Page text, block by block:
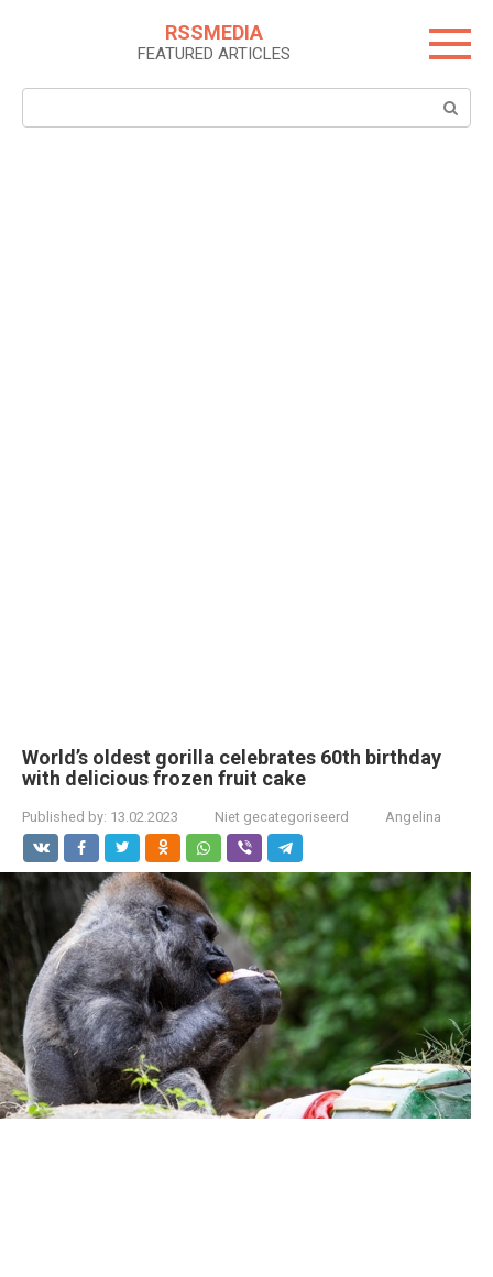
RSSMEDIA
FEATURED ARTICLES
Search:
World’s oldest gorilla celebrates 60th birthday
with delicious frozen fruit cake
Published by: 13.02.2023 Niet gecategoriseerd Angelina